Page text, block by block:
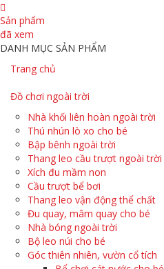
Sản phẩm
đã xem
DANH MỤC SẢN PHẨM
Trang chủ
Đồ chơi ngoài trời
Nhà khối liên hoàn ngoài trời
Thú nhún lò xo cho bé
Bập bênh ngoài trời
Thang leo cầu trượt ngoài trời
Xích đu mầm non
Cầu trượt bể bơi
Thang leo vận động thể chất
Đu quay, mâm quay cho bé
Nhà bóng ngoài trời
Bộ leo núi cho bé
Góc thiên nhiên, vườn cổ tích